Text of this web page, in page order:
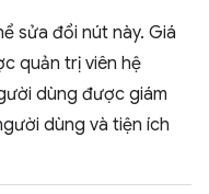
sửa đổi nút này. Giá
quản trị viên hệ
dùng được giám
dùng và tiện ích